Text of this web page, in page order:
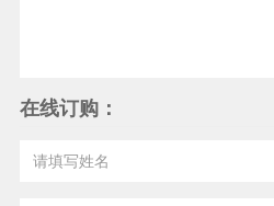
在线订购：